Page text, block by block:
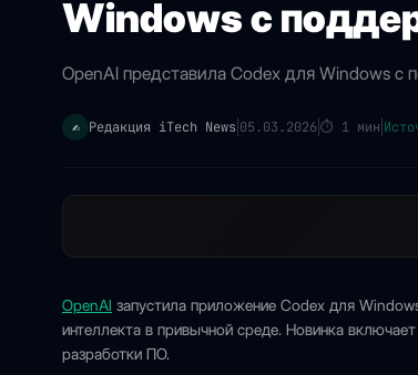
Windows с
OpenAI представила Codex для Windows с
✍️ Редакция iTech News 05.03.2026⏱ 1 мин
OpenAI запустила приложение Codex для
интеллекта в привычной среде. Новинка
разработки ПО.